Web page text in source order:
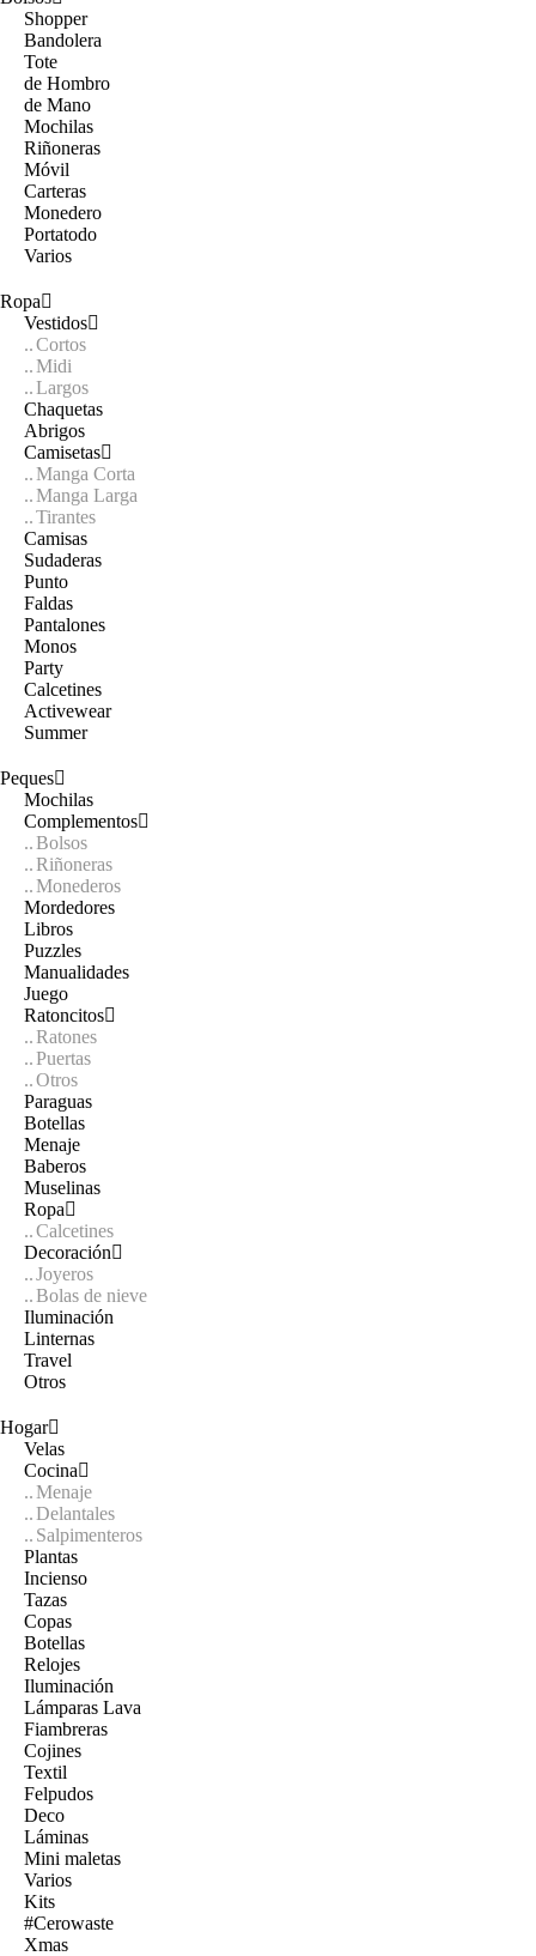
Shopper
Bandolera
Tote
de Hombro
de Mano
Mochilas
Riñoneras
Móvil
Carteras
Monedero
Portatodo
Varios
Ropa
Vestidos
Cortos
Midi
Largos
Chaquetas
Abrigos
Camisetas
Manga Corta
Manga Larga
Tirantes
Camisas
Sudaderas
Punto
Faldas
Pantalones
Monos
Party
Calcetines
Activewear
Summer
Peques
Mochilas
Complementos
Bolsos
Riñoneras
Monederos
Mordedores
Libros
Puzzles
Manualidades
Juego
Ratoncitos
Ratones
Puertas
Otros
Paraguas
Botellas
Menaje
Baberos
Muselinas
Ropa
Calcetines
Decoración
Joyeros
Bolas de nieve
Iluminación
Linternas
Travel
Otros
Hogar
Velas
Cocina
Menaje
Delantales
Salpimenteros
Plantas
Incienso
Tazas
Copas
Botellas
Relojes
Iluminación
Lámparas Lava
Fiambreras
Cojines
Textil
Felpudos
Deco
Láminas
Mini maletas
Varios
Kits
#Cerowaste
Xmas